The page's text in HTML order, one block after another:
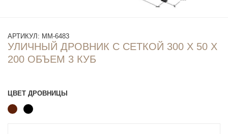
АРТИКУЛ: ММ-6483
УЛИЧНЫЙ ДРОВНИК С СЕТКОЙ 300 Х 50 Х
200 ОБЪЕМ 3 КУБ
ЦВЕТ ДРОВНИЦЫ